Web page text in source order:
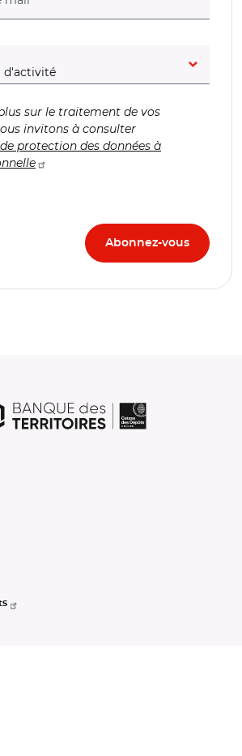
obligatoire)
sur le traitement de vos
invitons à consulter
protection des données à